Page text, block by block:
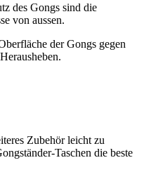
des Gongs sind die
von aussen.
der Gongs gegen
Zubehör leicht zu
Taschen die beste